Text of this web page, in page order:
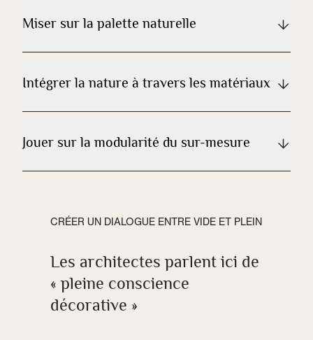
Miser sur la palette naturelle
Intégrer la nature à travers les matériaux
Jouer sur la modularité du sur-mesure
CRÉER UN DIALOGUE ENTRE VIDE ET PLEIN
Les architectes parlent ici de
« pleine conscience
décorative »